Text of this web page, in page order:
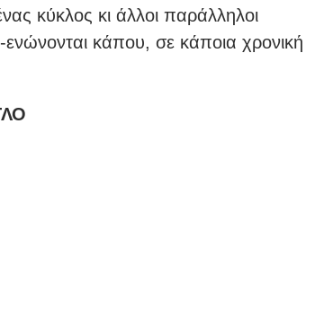
κύκλος κι άλλοι παράλληλοι
κάπου, σε κάποια χρονική